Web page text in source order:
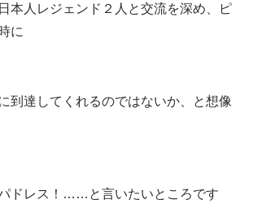
本人レジェンド２人と交流を深め、ピ
に
到達してくれるのではないか、と想像
ドレス！……と言いたいところです